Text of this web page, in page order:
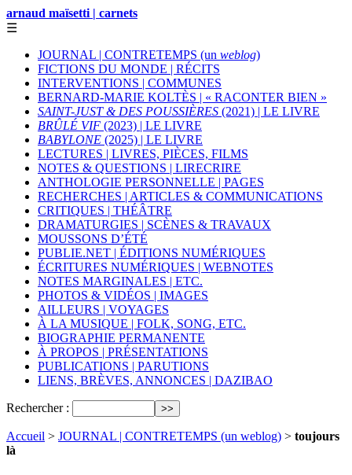
arnaud maïsetti | carnets
☰
JOURNAL | CONTRETEMPS (un weblog)
FICTIONS DU MONDE | RÉCITS
INTERVENTIONS | COMMUNES
BERNARD-MARIE KOLTÈS | « RACONTER BIEN »
SAINT-JUST & DES POUSSIÈRES (2021) | LE LIVRE
BRÛLÉ VIF (2023) | LE LIVRE
BABYLONE (2025) | LE LIVRE
LECTURES | LIVRES, PIÈCES, FILMS
NOTES & QUESTIONS | LIRECRIRE
ANTHOLOGIE PERSONNELLE | PAGES
RECHERCHES | ARTICLES & COMMUNICATIONS
CRITIQUES | THÉÂTRE
DRAMATURGIES | SCÈNES & TRAVAUX
MOUSSONS D’ÉTÉ
PUBLIE.NET | ÉDITIONS NUMÉRIQUES
ÉCRITURES NUMÉRIQUES | WEBNOTES
NOTES MARGINALES | ETC.
PHOTOS & VIDÉOS | IMAGES
AILLEURS | VOYAGES
À LA MUSIQUE | FOLK, SONG, ETC.
BIOGRAPHIE PERMANENTE
À PROPOS | PRÉSENTATIONS
PUBLICATIONS | PARUTIONS
LIENS, BRÈVES, ANNONCES | DAZIBAO
Rechercher :
Accueil > JOURNAL | CONTRETEMPS (un weblog) > toujours
là